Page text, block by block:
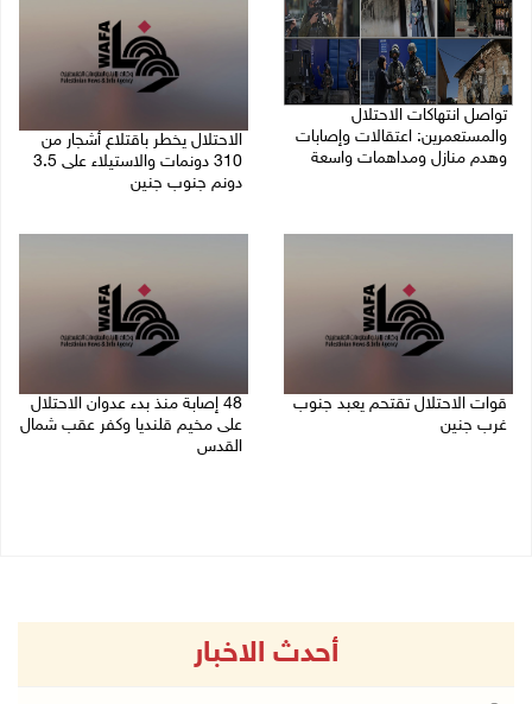
تواصل انتهاكات الاحتلال
والمستعمرين: اعتقالات وإصابات
وهدم منازل ومداهمات واسعة
الاحتلال يخطر باقتلاع أشجار من
310 دونمات والاستيلاء على 3.5
دونم جنوب جنين
قوات الاحتلال تقتحم يعبد جنوب
غرب جنين
48 إصابة منذ بدء عدوان الاحتلال
على مخيم قلنديا وكفر عقب شمال
القدس
أحدث الاخبار